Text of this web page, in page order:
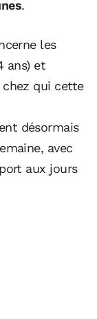
.
les
ans) et
chez qui cette
désormais
avec
aux jours